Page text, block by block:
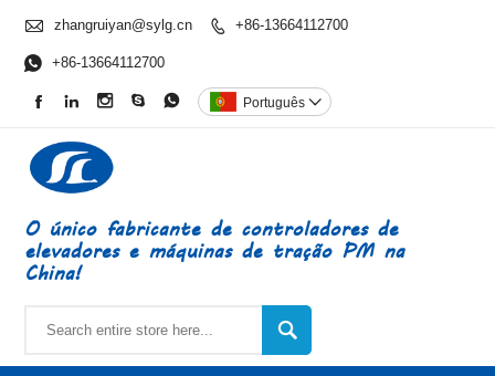
 zhangruiyan@sylg.cn  +86-13664112700
 +86-13664112700
     Português 
O único fabricante de controladores de
elevadores e máquinas de tração PM na
China!
